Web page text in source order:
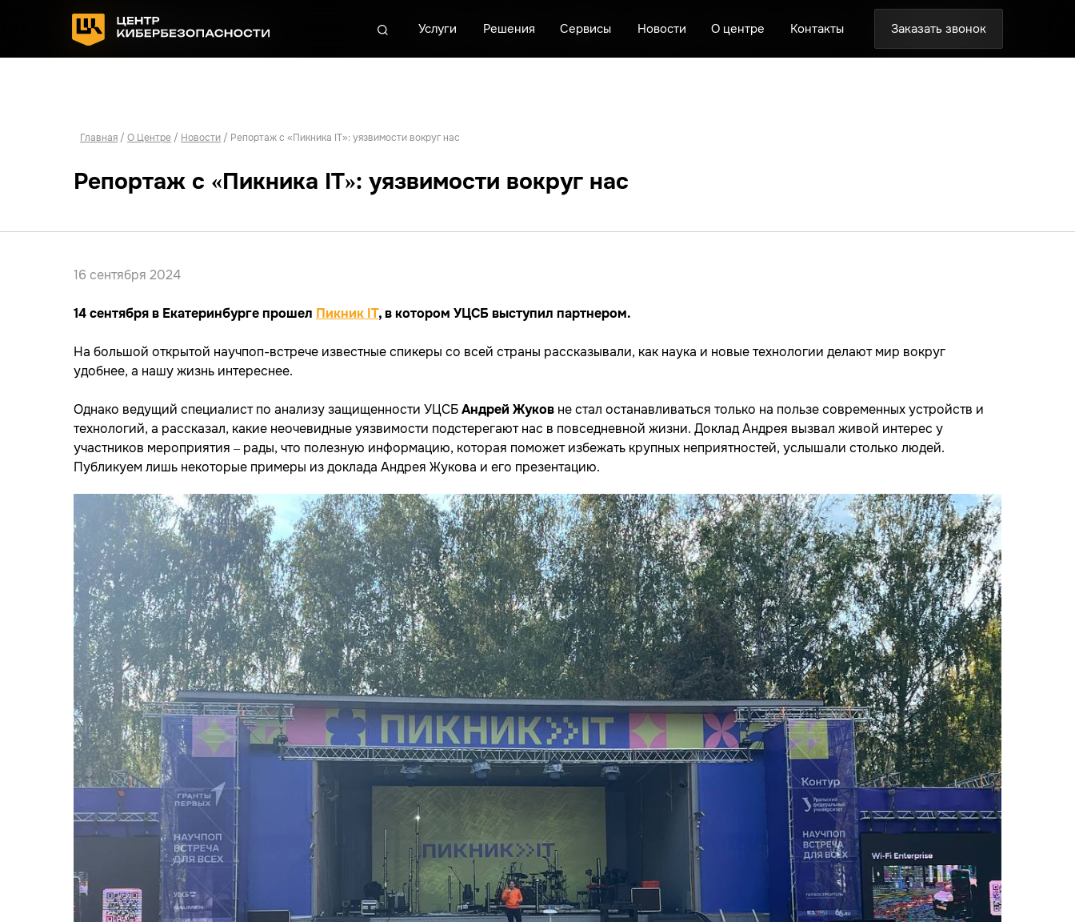
Заказать звонок
Контакты
О центре
Сервисы Новости
Решения
Услуги Заказать звонок
Контакты
О центре
Сервисы Новости
Решения
Услуги Заказать звонок
Контакты
О центре
Сервисы Новости
Решения
Услуги
Главная / О Центре / Новости / Репортаж с «Пикника IT»: уязвимости вокруг нас
Репортаж с «Пикника IT»: уязвимости вокруг нас
16 сентября 2024
14 сентября в Екатеринбурге прошел Пикник IT, в котором УЦСБ выступил партнером.
На большой открытой научпоп-встрече известные спикеры со всей страны рассказывали, как наука и новые технологии делают мир вокруг
удобнее, а нашу жизнь интереснее.
Однако ведущий специалист по анализу защищенности УЦСБАндрей Жуков не стал останавливаться только на пользе современных устройств и
технологий, а рассказал, какие неочевидные уязвимости подстерегают нас в повседневной жизни. Доклад Андрея вызвал живой интерес у
участников мероприятия – рады, что полезную информацию, которая поможет избежать крупных неприятностей, услышали столько людей.
Публикуем лишь некоторые примеры из доклада Андрея Жукова и его презентацию.